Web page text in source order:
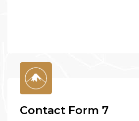
Contact Form 7